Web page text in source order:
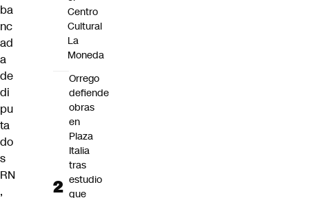
ba
nc
ad
a
de
di
pu
ta
do
s
RN
,
Centro
Cultural
La
Moneda
Orrego
defiende
obras
en
Plaza
Italia
tras
estudio
que